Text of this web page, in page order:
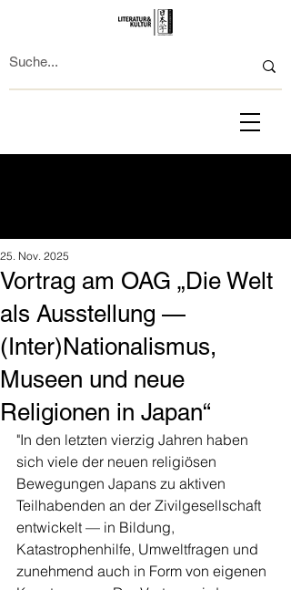
Vortrag am OAG „Die Welt
als Ausstellung —
(Inter)Nationalismus,
Museen und neue
Religionen in Japan“
25. Nov. 2025
"In den letzten vierzig Jahren haben
sich viele der neuen religiösen
Bewegungen Japans zu aktiven
Teilhabenden an der Zivilgesellschaft
entwickelt — in Bildung,
Katastrophenhilfe, Umweltfragen und
zunehmend auch in Form von eigenen